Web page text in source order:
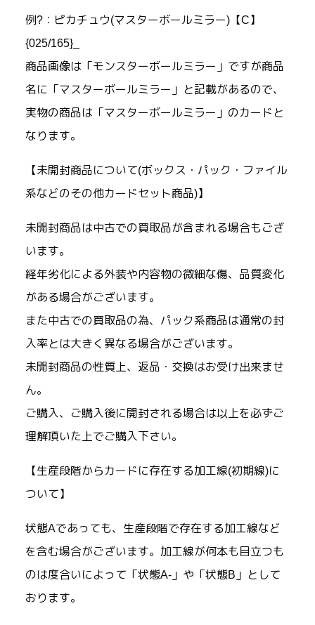
例?：ピカチュウ(マスターボールミラー)【C】
{025/165}_
商品画像は「モンスターボールミラー」ですが商品
名に「マスターボールミラー」と記載があるので、
実物の商品は「マスターボールミラー」のカードと
なります。
【未開封商品について(ボックス・パック・ファイル
系などのその他カードセット商品)】
未開封商品は中古での買取品が含まれる場合もござ
います。
経年劣化による外装や内容物の微細な傷、品質変化
がある場合がございます。
また中古での買取品の為、パック系商品は通常の封
入率とは大きく異なる場合がございます。
未開封商品の性質上、返品・交換はお受け出来ませ
ん。
ご購入、ご購入後に開封される場合は以上を必ずご
理解頂いた上でご購入下さい。
【生産段階からカードに存在する加工線(初期線)に
ついて】
状態Aであっても、生産段階で存在する加工線など
を含む場合がございます。加工線が何本も目立つも
のは度合いによって「状態A-」や「状態B」として
おります。